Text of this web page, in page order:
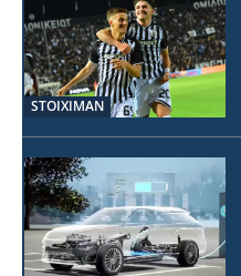
STOIXIMAN